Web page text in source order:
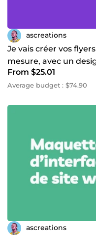
ascreations
Je vais créer vos
mesure, avec un
From $25.01
Average budget : $74.90
ascreations